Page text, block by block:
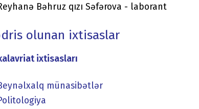
Bəhruz qızı Səfərova - laborant
olunan ixtisaslar
ixtisasları
münasibətlər